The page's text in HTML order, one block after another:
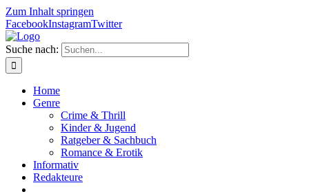
Zum Inhalt springen
FacebookInstagramTwitter
Suche nach:
Home
Genre
Crime & Thrill
Kinder & Jugend
Ratgeber & Sachbuch
Romance & Erotik
Informativ
Redakteure